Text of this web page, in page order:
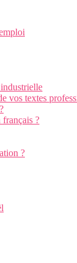
vos textes
?
?